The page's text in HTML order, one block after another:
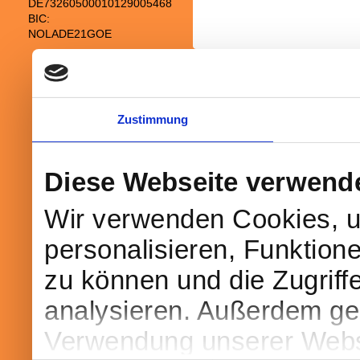
Zustimmung
Diese Webseite
Wir verwenden Cookies,
personalisieren,
zu können und die
analysieren. Außerdem
Verwendung unserer
DE73260500010129005468
BIC:
NOLADE21GOE